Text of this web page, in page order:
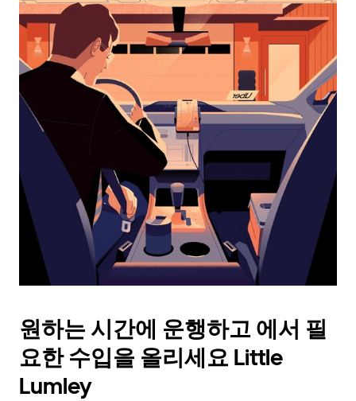
면
아
래
화
살
표
러
날
짜
캘
린
더
를
닫
원하는 시간에 운행하고 에서 필
요한 수입을 올리세요 Little
Lumley